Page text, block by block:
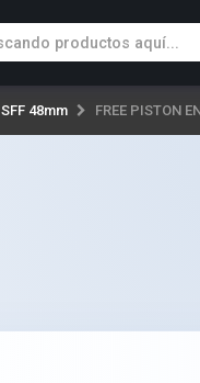
SFF 48mm FREE PISTON